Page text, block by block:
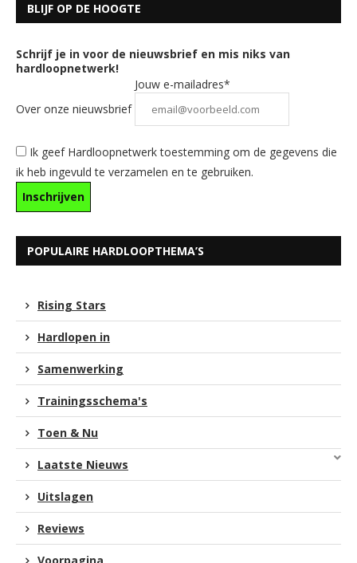
BLIJF OP DE HOOGTE
Schrijf je in voor de nieuwsbrief en mis niks van
hardloopnetwerk!
Over onze nieuwsbrief
Jouw e-mailadres*
Ik geef Hardloopnetwerk toestemming om de gegevens die
ik heb ingevuld te verzamelen en te gebruiken.
POPULAIRE HARDLOOPTHEMA’S
Rising Stars
Hardlopen in
Samenwerking
Trainingsschema's
Toen & Nu
Laatste Nieuws
Uitslagen
Reviews